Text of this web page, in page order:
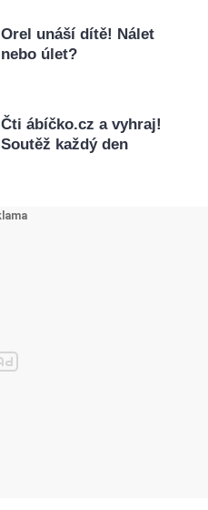
Orel unáší dítě! Nálet
nebo úlet?
Čti ábíčko.cz a vyhraj!
Soutěž každý den